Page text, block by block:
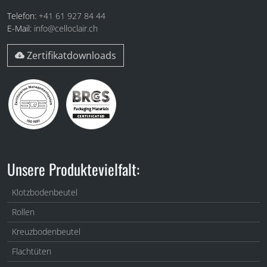
Telefon: +41 61 927 84 44
E-Mail: info@celloclair.ch
Zertifikatdownloads
Unsere Produktevielfalt:
Klotzbodenbeutel
Rollen
Kreuzbodenbeutel
Flachtüten